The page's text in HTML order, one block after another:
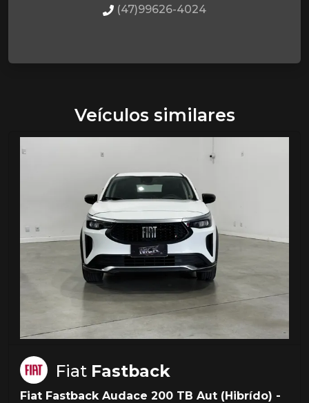
(47)99626-4024
Veículos similares
Fiat Fastback
Fiat Fastback Audace 200 TB Aut (Hibrído) -